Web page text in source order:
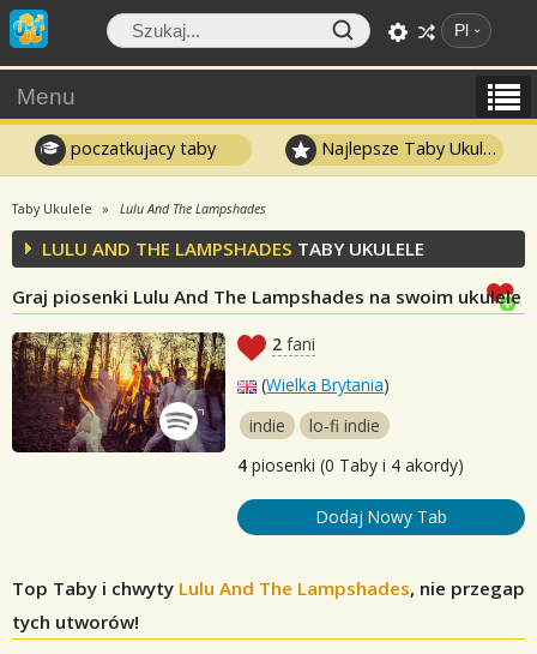
Pl
Menu
poczatkujacy taby Najlepsze Taby Ukulele
Taby Ukulele Lulu And The Lampshades
LULU AND THE LAMPSHADES TABY UKULELE
Graj piosenki Lulu And The Lampshades na swoim ukulele
2 fani
(Wielka Brytania)
indie
lo-fi indie
4 piosenki (0 Taby i 4 akordy)
Dodaj Nowy Tab
Top Taby i chwyty Lulu And The Lampshades, nie przegap
tych utworów!